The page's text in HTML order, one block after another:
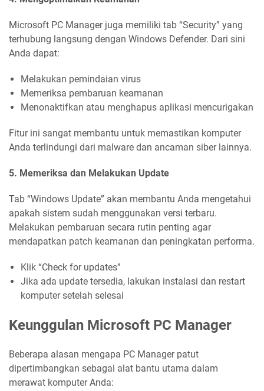
Microsoft PC Manager juga memiliki tab “Security” yang
terhubung langsung dengan Windows Defender. Dari sini
Anda dapat:
Melakukan pemindaian virus
Memeriksa pembaruan keamanan
Menonaktifkan atau menghapus aplikasi mencurigakan
Fitur ini sangat membantu untuk memastikan komputer
Anda terlindungi dari malware dan ancaman siber lainnya.
5. Memeriksa dan Melakukan Update
Tab “Windows Update” akan membantu Anda mengetahui
apakah sistem sudah menggunakan versi terbaru.
Melakukan pembaruan secara rutin penting agar
mendapatkan patch keamanan dan peningkatan performa.
Klik “Check for updates”
Jika ada update tersedia, lakukan instalasi dan restart
komputer setelah selesai
Keunggulan Microsoft PC Manager
Beberapa alasan mengapa PC Manager patut
dipertimbangkan sebagai alat bantu utama dalam
merawat komputer Anda: